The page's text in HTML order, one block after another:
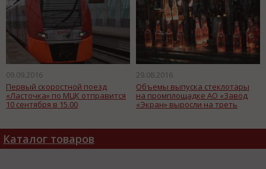
09.09.2016
Первый скоростной поезд
«Ласточка» по МЦК отправится
10 сентября в 15.00
29.08.2016
Объемы выпуска стеклотары
на промплощадке АО «Завод
«Экран» выросли на треть
Каталог товаров